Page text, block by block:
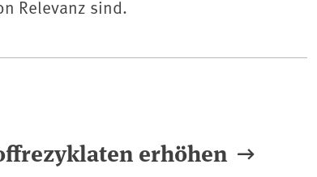
Relevanz sind.
erhöhen